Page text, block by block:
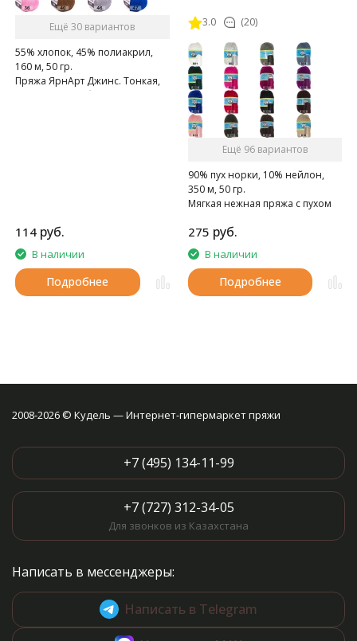
Ещё 30 вариантов
55% хлопок, 45% полиакрил,
160 м, 50 гр.
Пряжа ЯрнАрт Джинс. Тонкая,
мягкая, слегка бархатистая
114 руб.
В наличии
Подробнее
3.0 (20)
Ещё 96 вариантов
90% пух норки, 10% нейлон,
350 м, 50 гр.
Мягкая нежная пряжа с пухом
275 руб.
В наличии
Подробнее
2008-2026 © Кудель — Интернет-гипермаркет пряжи
+7 (495) 134-11-99
+7 (727) 312-34-05
Для звонков из Казахстана
Написать в мессенджеры:
Написать в Telegram